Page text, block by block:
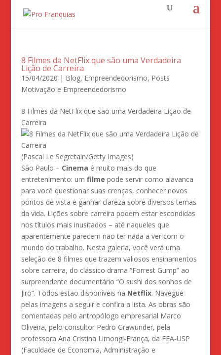
8 Filmes da NetFlix que são uma Verdadeira
Lição de Carreira
15/04/2020 | Blog, Empreendedorismo, Posts
Motivação e Empreendedorismo
8 Filmes da NetFlix que são uma Verdadeira Lição de
Carreira
(Pascal Le Segretain/Getty Images)
São Paulo – Cinema é muito mais do que
entretenimento: um filme pode servir como alavanca
para você questionar suas crenças, conhecer novos
pontos de vista e ganhar clareza sobre diversos temas
da vida. Lições sobre carreira podem estar escondidas
nos títulos mais inusitados – até naqueles que
aparentemente parecem não ter nada a ver com o
mundo do trabalho. Nesta galeria, você verá uma
seleção de 8 filmes que trazem valiosos ensinamentos
sobre carreira, do clássico drama “Forrest Gump” ao
surpreendente documentário “O sushi dos sonhos de
Jiro”. Todos estão disponíveis na Netflix. Navegue
pelas imagens a seguir e confira a lista. As obras são
comentadas pelo antropólogo empresarial Marco
Oliveira, pelo consultor Pedro Grawunder, pela
professora Ana Cristina Limongi-França, da FEA-USP
(Faculdade de Economia, Administração e